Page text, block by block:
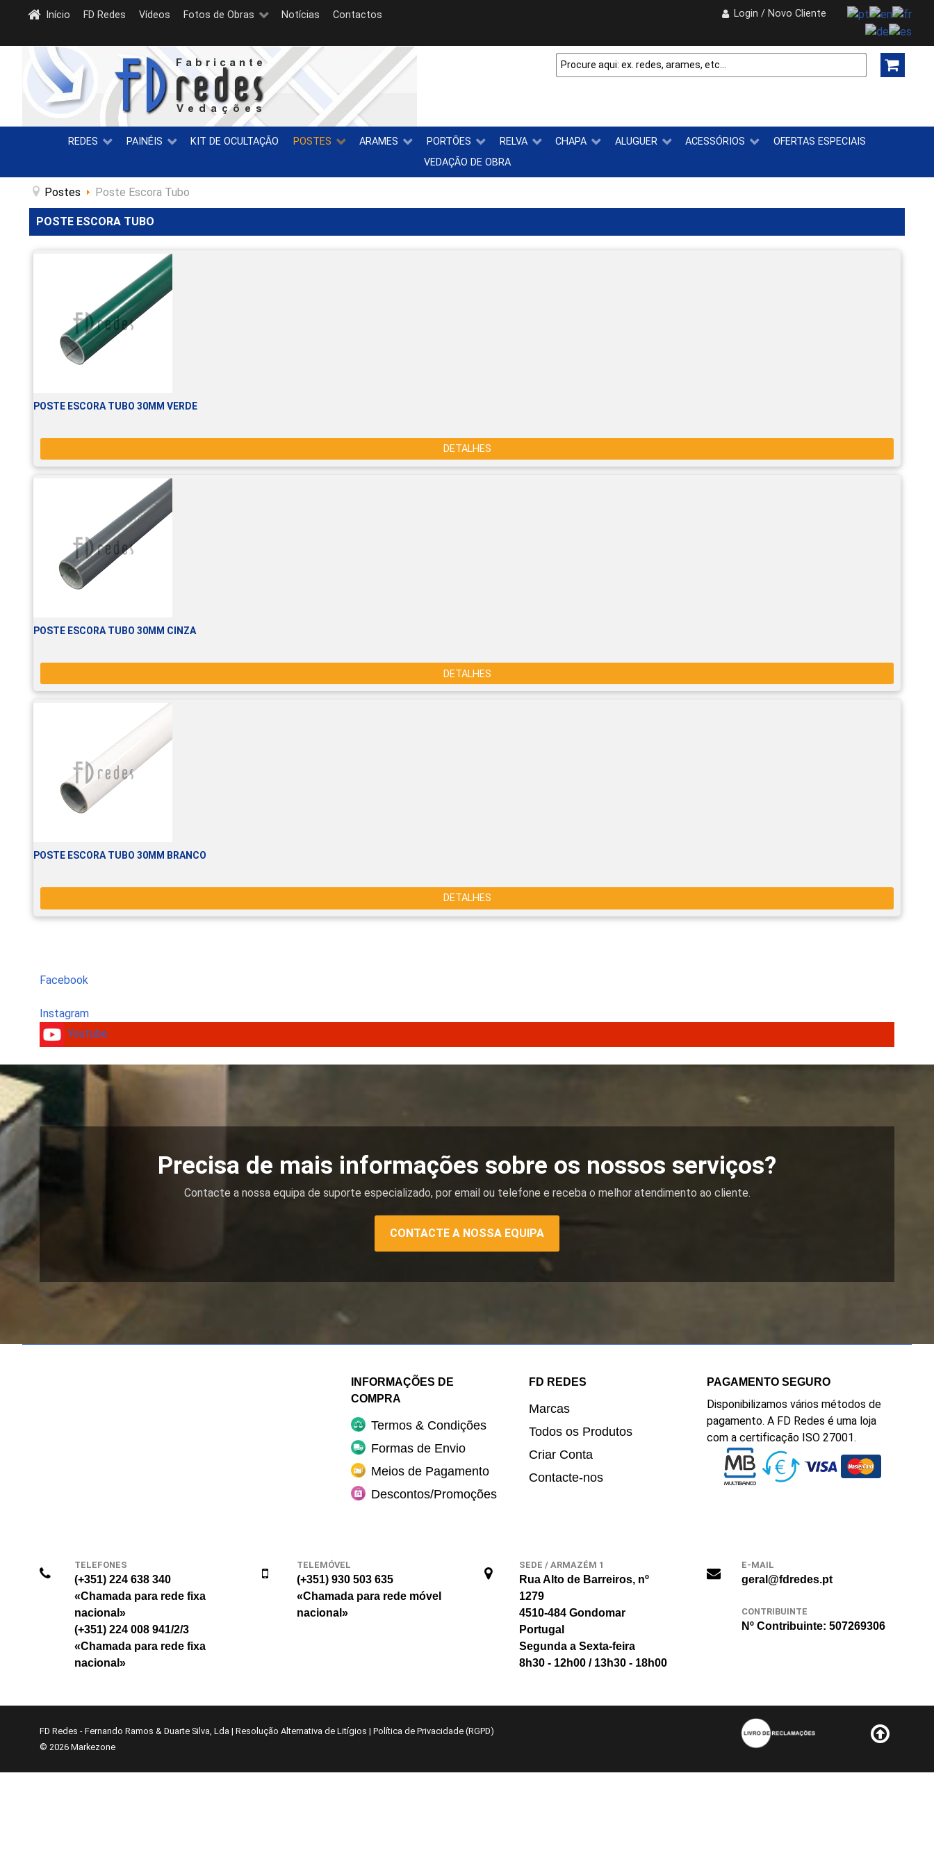
Início FD Redes Vídeos Fotos de Obras Notícias Login / Novo Cliente
Contactos
REDES PAINÉIS KIT DE OCULTAÇÃO POSTES ARAMES PORTÕES RELVA CHAPA ALUGUER ACESSÓRIOS
OFERTAS ESPECIAIS
VEDAÇÃO DE OBRA
Postes Poste Escora Tubo
POSTE ESCORA TUBO
POSTE ESCORA TUBO 30MM VERDE
DETALHES
POSTE ESCORA TUBO 30MM CINZA
DETALHES
POSTE ESCORA TUBO 30MM BRANCO
DETALHES
Facebook
Instagram
Youtube
Precisa de mais informações sobre os nossos serviços?
Contacte a nossa equipa de suporte especializado, por email ou telefone e receba o melhor atendimento ao cliente.
CONTACTE A NOSSA EQUIPA
INFORMAÇÕES DE
COMPRA
Termos & Condições
Formas de Envio
Meios de Pagamento
Descontos/Promoções
FD REDES
Marcas
Todos os Produtos
Criar Conta
Contacte-nos
PAGAMENTO SEGURO
Disponibilizamos vários métodos de
pagamento. A FD Redes é uma loja
com a certificação ISO 27001.
TELEFONES
(+351) 224 638 340
«Chamada para rede fixa
nacional»
(+351) 224 008 941/2/3
«Chamada para rede fixa
nacional»
TELEMÓVEL
(+351) 930 503 635
«Chamada para rede móvel
nacional»
SEDE / ARMAZÉM 1
Rua Alto de Barreiros, nº
1279
4510-484 Gondomar
Portugal
Segunda a Sexta-feira
8h30 - 12h00 / 13h30 - 18h00
E-MAIL
geral@fdredes.pt
CONTRIBUINTE
Nº Contribuinte: 507269306
FD Redes - Fernando Ramos & Duarte Silva, Lda | Resolução Alternativa de Litígios | Política de Privacidade (RGPD)
© 2026 Markezone